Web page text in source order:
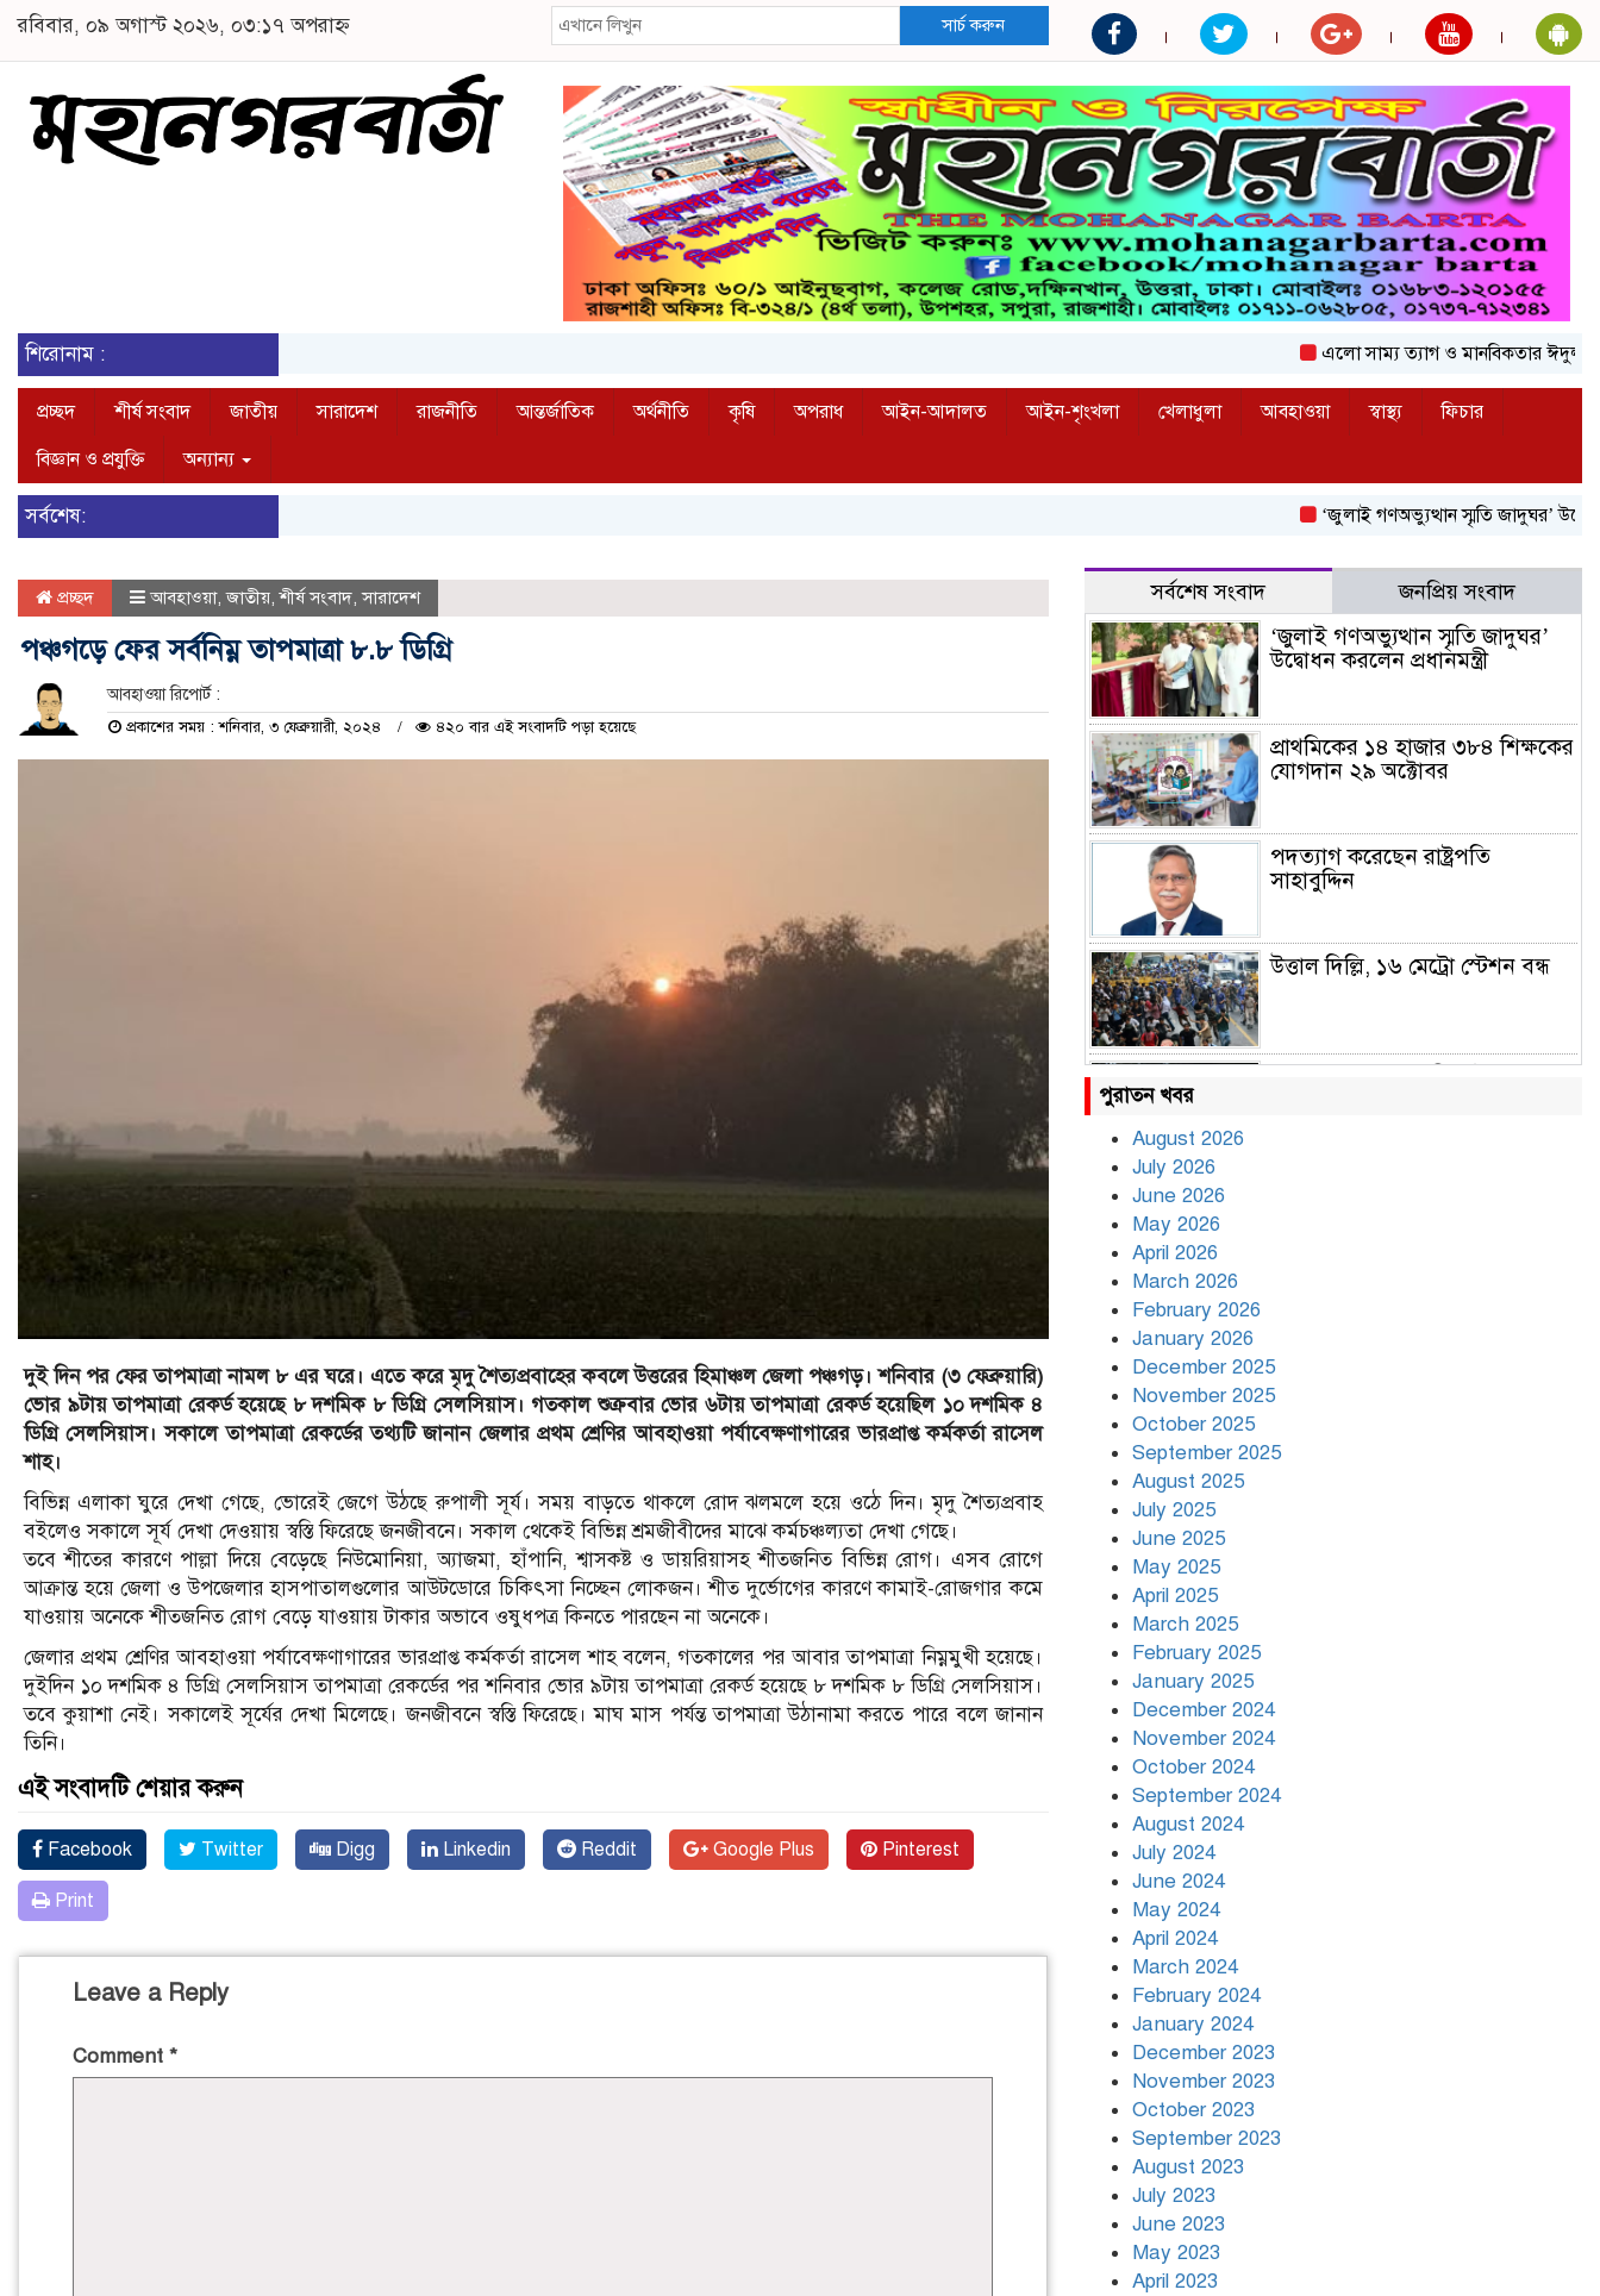
রবিবার, ০৯ অগাস্ট ২০২৬, ০৩:১৭ অপরাহ্ন সার্চ করুন
শিরোনাম : এলো সাম্য ত্যাগ ও মানবিকতার ঈদুল আজহা
প্রচ্ছদ শীর্ষ সংবাদ জাতীয় সারাদেশ রাজনীতি আন্তর্জাতিক অর্থনীতি কৃষি অপরাধ আইন-আদালত আইন-শৃংখলা খেলাধুলা আবহাওয়া স্বাস্থ্য
ফিচার
বিজ্ঞান ও প্রযুক্তি
অন্যান্য
সর্বশেষ: ‘জুলাই গণঅভ্যুত্থান স্মৃতি জাদুঘর’ উদ্বোধন
প্রচ্ছদ আবহাওয়া,জাতীয়,শীর্ষ সংবাদ,সারাদেশ
পঞ্চগড়ে ফের সর্বনিম্ন তাপমাত্রা ৮.৮ ডিগ্রি
আবহাওয়া রিপোর্ট :
প্রকাশের সময় : শনিবার, ৩ ফেব্রুয়ারী, ২০২৪ ৪২০ বার এই সংবাদটি পড়া হয়েছে
দুই দিন পর ফের তাপমাত্রা নামল ৮ এর ঘরে। এতে করে মৃদু শৈত্যপ্রবাহের কবলে উত্তরের হিমাঞ্চল জেলা পঞ্চগড়। শনিবার (৩ ফেব্রুয়ারি)
ভোর ৯টায় তাপমাত্রা রেকর্ড হয়েছে ৮ দশমিক ৮ ডিগ্রি সেলসিয়াস। গতকাল শুক্রবার ভোর ৬টায় তাপমাত্রা রেকর্ড হয়েছিল ১০ দশমিক ৪
ডিগ্রি সেলসিয়াস। সকালে তাপমাত্রা রেকর্ডের তথ্যটি জানান জেলার প্রথম শ্রেণির আবহাওয়া পর্যাবেক্ষণাগারের ভারপ্রাপ্ত কর্মকর্তা রাসেল
শাহ।
বিভিন্ন এলাকা ঘুরে দেখা গেছে, ভোরেই জেগে উঠছে রুপালী সূর্য। সময় বাড়তে থাকলে রোদ ঝলমলে হয়ে ওঠে দিন। মৃদু শৈত্যপ্রবাহ
বইলেও সকালে সূর্য দেখা দেওয়ায় স্বস্তি ফিরেছে জনজীবনে। সকাল থেকেই বিভিন্ন শ্রমজীবীদের মাঝে কর্মচঞ্চল্যতা দেখা গেছে।
তবে শীতের কারণে পাল্লা দিয়ে বেড়েছে নিউমোনিয়া, অ্যাজমা, হাঁপানি, শ্বাসকষ্ট ও ডায়রিয়াসহ শীতজনিত বিভিন্ন রোগ। এসব রোগে
আক্রান্ত হয়ে জেলা ও উপজেলার হাসপাতালগুলোর আউটডোরে চিকিৎসা নিচ্ছেন লোকজন। শীত দুর্ভোগের কারণে কামাই-রোজগার কমে
যাওয়ায় অনেকে শীতজনিত রোগ বেড়ে যাওয়ায় টাকার অভাবে ওষুধপত্র কিনতে পারছেন না অনেকে।
জেলার প্রথম শ্রেণির আবহাওয়া পর্যাবেক্ষণাগারের ভারপ্রাপ্ত কর্মকর্তা রাসেল শাহ বলেন, গতকালের পর আবার তাপমাত্রা নিম্নমুখী হয়েছে।
দুইদিন ১০ দশমিক ৪ ডিগ্রি সেলসিয়াস তাপমাত্রা রেকর্ডের পর শনিবার ভোর ৯টায় তাপমাত্রা রেকর্ড হয়েছে ৮ দশমিক ৮ ডিগ্রি সেলসিয়াস।
তবে কুয়াশা নেই। সকালেই সূর্যের দেখা মিলেছে। জনজীবনে স্বস্তি ফিরেছে। মাঘ মাস পর্যন্ত তাপমাত্রা উঠানামা করতে পারে বলে জানান
তিনি।
এই সংবাদটি শেয়ার করুন
Facebook Twitter Digg Linkedin Reddit Google Plus Pinterest
Print
Leave a Reply
Comment *
সর্বশেষ সংবাদ জনপ্রিয় সংবাদ
‘জুলাই গণঅভ্যুত্থান স্মৃতি জাদুঘর’
উদ্বোধন করলেন প্রধানমন্ত্রী
প্রাথমিকের ১৪ হাজার ৩৮৪ শিক্ষকের
যোগদান ২৯ অক্টোবর
পদত্যাগ করেছেন রাষ্ট্রপতি
সাহাবুদ্দিন
উত্তাল দিল্লি, ১৬ মেট্রো স্টেশন বন্ধ
বৃষ্টি থামার নাম নেই, পথে পথে
পুরাতন খবর
August 2026
July 2026
June 2026
May 2026
April 2026
March 2026
February 2026
January 2026
December 2025
November 2025
October 2025
September 2025
August 2025
July 2025
June 2025
May 2025
April 2025
March 2025
February 2025
January 2025
December 2024
November 2024
October 2024
September 2024
August 2024
July 2024
June 2024
May 2024
April 2024
March 2024
February 2024
January 2024
December 2023
November 2023
October 2023
September 2023
August 2023
July 2023
June 2023
May 2023
April 2023